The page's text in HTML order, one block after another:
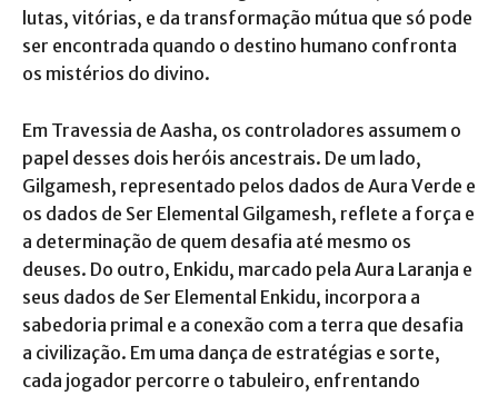
lutas, vitórias, e da transformação mútua que só pode
ser encontrada quando o destino humano confronta
os mistérios do divino.
Em Travessia de Aasha, os controladores assumem o
papel desses dois heróis ancestrais. De um lado,
Gilgamesh, representado pelos dados de Aura Verde e
os dados de Ser Elemental Gilgamesh, reflete a força e
a determinação de quem desafia até mesmo os
deuses. Do outro, Enkidu, marcado pela Aura Laranja e
seus dados de Ser Elemental Enkidu, incorpora a
sabedoria primal e a conexão com a terra que desafia
a civilização. Em uma dança de estratégias e sorte,
cada jogador percorre o tabuleiro, enfrentando